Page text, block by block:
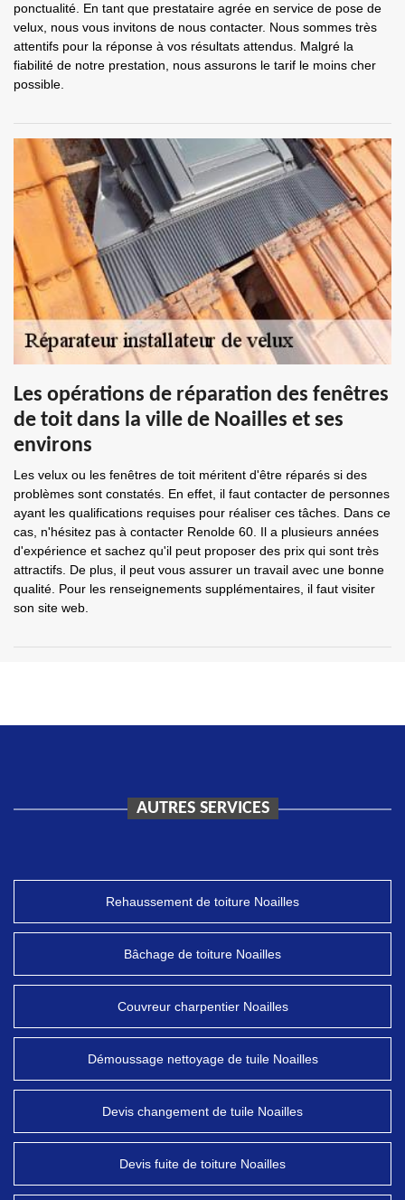
ponctualité. En tant que prestataire agrée en service de pose de
velux, nous vous invitons de nous contacter. Nous sommes très
attentifs pour la réponse à vos résultats attendus. Malgré la
fiabilité de notre prestation, nous assurons le tarif le moins cher
possible.
Les opérations de réparation des fenêtres
de toit dans la ville de Noailles et ses
environs
Les velux ou les fenêtres de toit méritent d'être réparés si des
problèmes sont constatés. En effet, il faut contacter de personnes
ayant les qualifications requises pour réaliser ces tâches. Dans ce
cas, n'hésitez pas à contacter Renolde 60. Il a plusieurs années
d'expérience et sachez qu'il peut proposer des prix qui sont très
attractifs. De plus, il peut vous assurer un travail avec une bonne
qualité. Pour les renseignements supplémentaires, il faut visiter
son site web.
AUTRES SERVICES
Rehaussement de toiture Noailles
Bâchage de toiture Noailles
Couvreur charpentier Noailles
Démoussage nettoyage de tuile Noailles
Devis changement de tuile Noailles
Devis fuite de toiture Noailles